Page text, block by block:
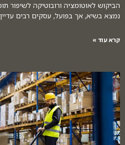
הביקוש לאוטומציה ורובוטיקה לשיפור
נמצא בשיא, אך בפועל, עסקים רבים
קרא עוד »